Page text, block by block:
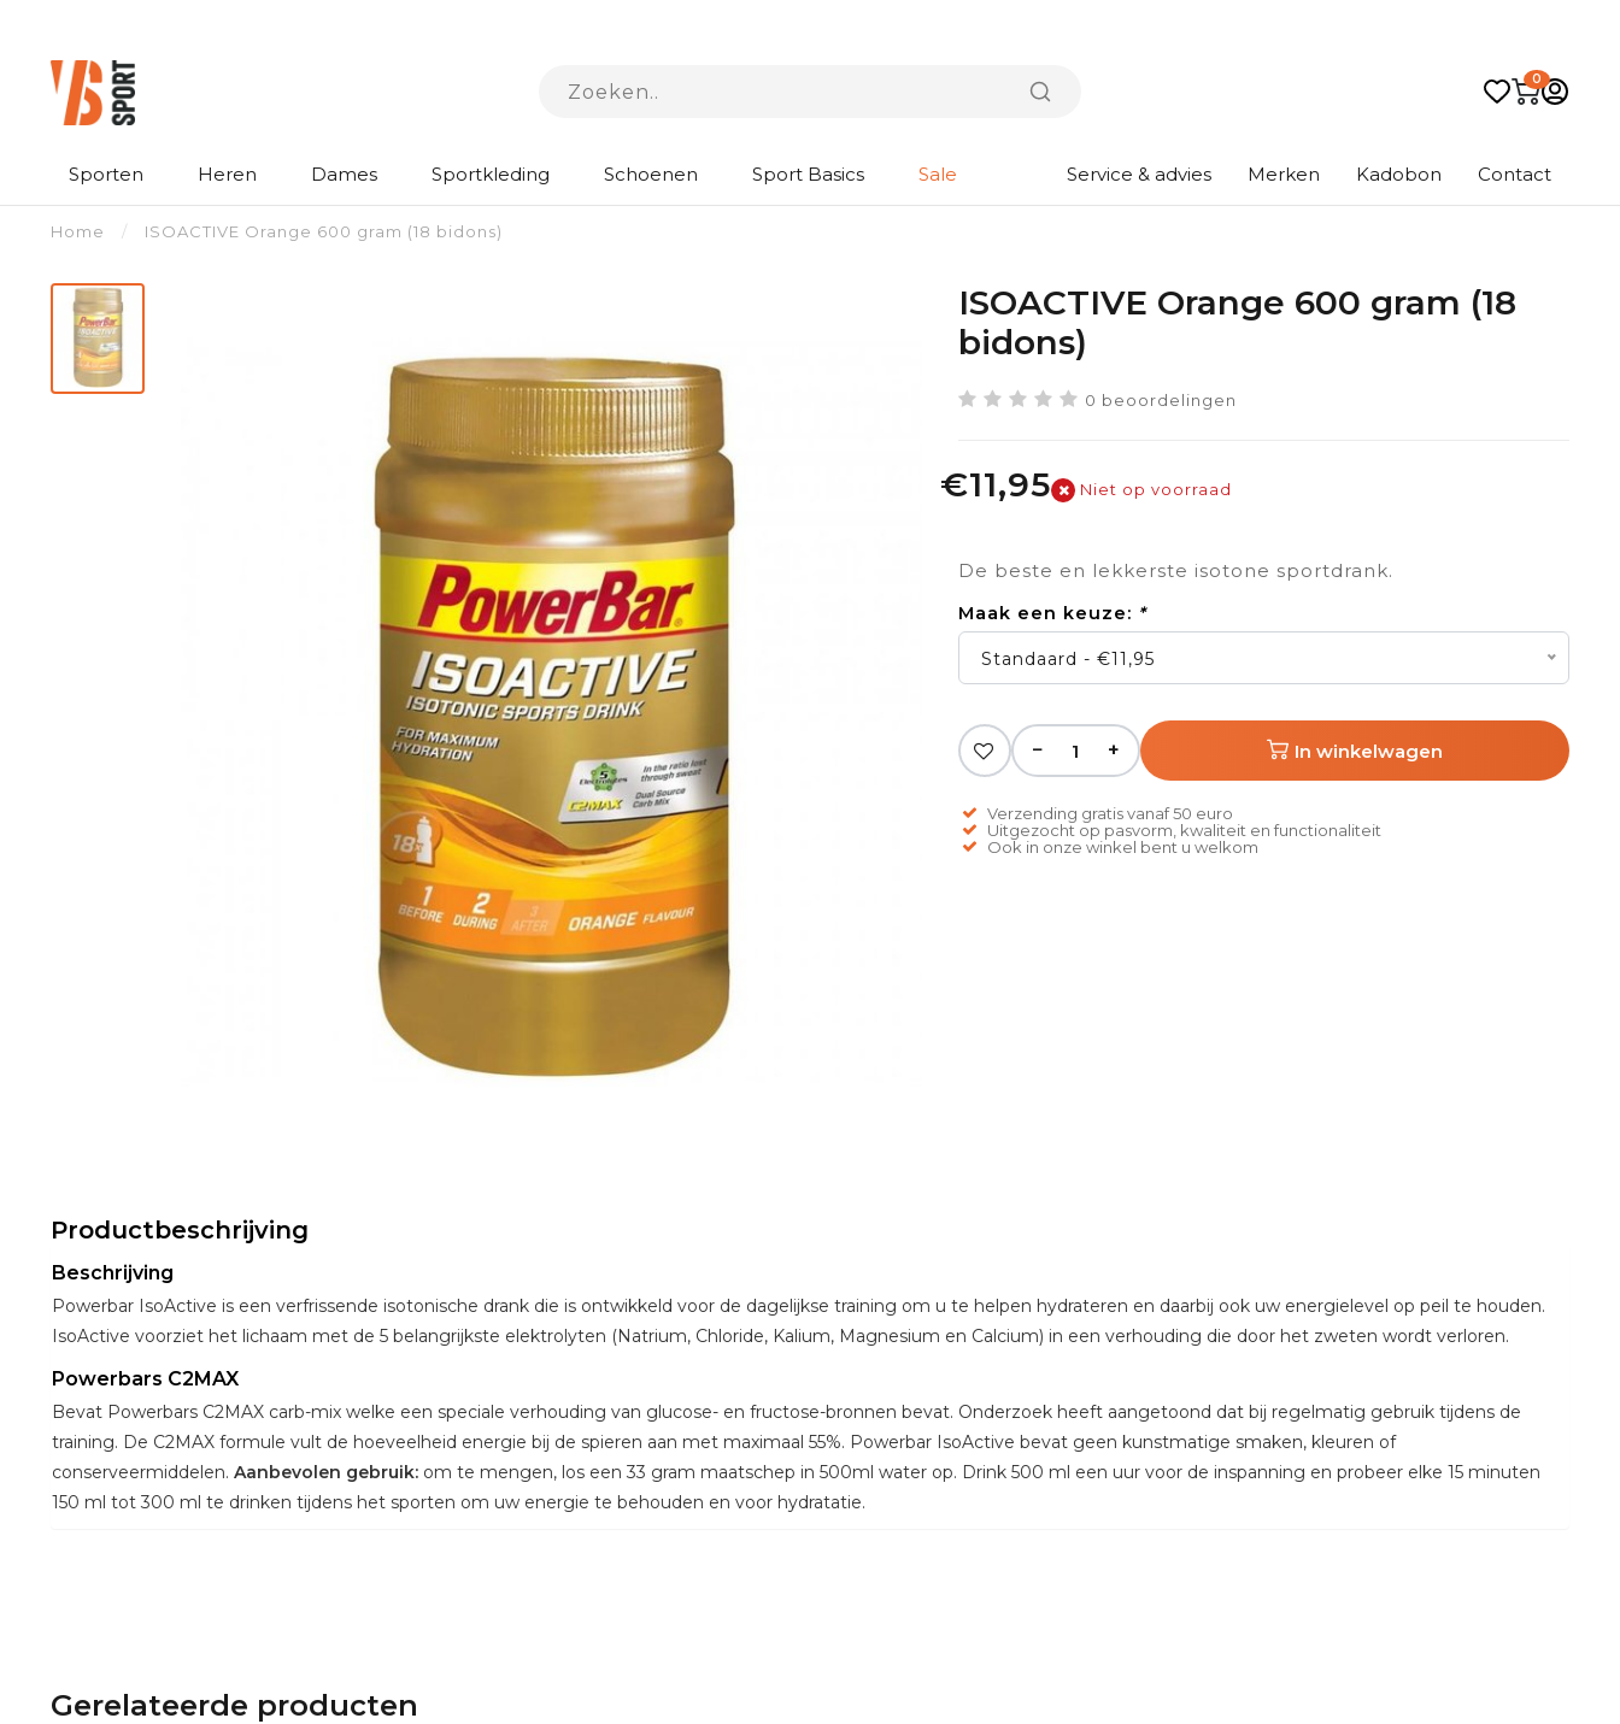
0
Sporten Heren Dames Sportkleding Schoenen Sport Basics Sale Service & advies Merken Kadobon Contact
Home / ISOACTIVE Orange 600 gram (18 bidons)
ISOACTIVE Orange 600 gram (18
bidons)
0 beoordelingen
€11,95 Niet op voorraad
De beste en lekkerste isotone sportdrank.
Maak een keuze: *
Standaard - €11,95
− + In winkelwagen
Verzending gratis vanaf 50 euro
Uitgezocht op pasvorm, kwaliteit en functionaliteit
Ook in onze winkel bent u welkom
Productbeschrijving
Beschrijving
Powerbar IsoActive is een verfrissende isotonische drank die is ontwikkeld voor de dagelijkse training om u te helpen hydrateren en daarbij ook uw energielevel op peil te houden.
IsoActive voorziet het lichaam met de 5 belangrijkste elektrolyten (Natrium, Chloride, Kalium, Magnesium en Calcium) in een verhouding die door het zweten wordt verloren.
Powerbars C2MAX
Bevat Powerbars C2MAX carb-mix welke een speciale verhouding van glucose- en fructose-bronnen bevat. Onderzoek heeft aangetoond dat bij regelmatig gebruik tijdens de
training. De C2MAX formule vult de hoeveelheid energie bij de spieren aan met maximaal 55%. Powerbar IsoActive bevat geen kunstmatige smaken, kleuren of
conserveermiddelen. Aanbevolen gebruik: om te mengen, los een 33 gram maatschep in 500ml water op. Drink 500 ml een uur voor de inspanning en probeer elke 15 minuten
150 ml tot 300 ml te drinken tijdens het sporten om uw energie te behouden en voor hydratatie.
Gerelateerde producten